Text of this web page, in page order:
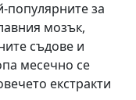
популярните за
мозък,
съдове и
месечно се
екстракти